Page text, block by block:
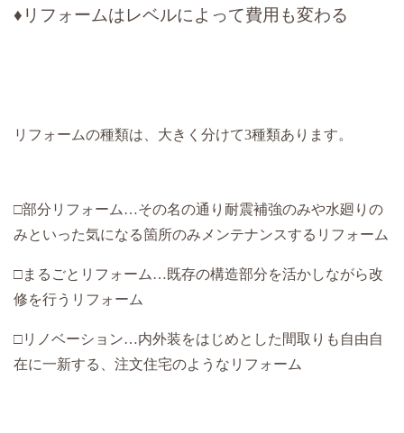
♦リフォームはレベルによって費用も変わる
リフォームの種類は、大きく分けて3種類あります。
□部分リフォーム…その名の通り耐震補強のみや水廻りの
みといった気になる箇所のみメンテナンスするリフォーム
□まるごとリフォーム…既存の構造部分を活かしながら改
修を行うリフォーム
□リノベーション…内外装をはじめとした間取りも自由自
在に一新する、注文住宅のようなリフォーム